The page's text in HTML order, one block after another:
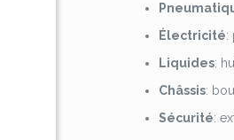
Électricité:
Liquides:
Châssis:
Sécurité: